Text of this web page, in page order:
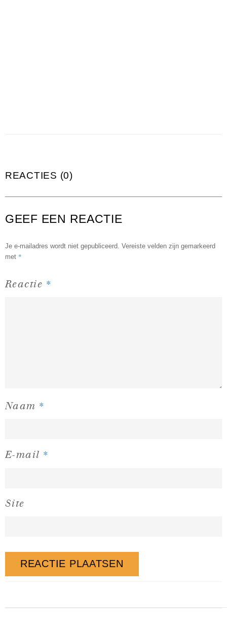
REACTIES (0)
GEEF EEN REACTIE
Je e-mailadres wordt niet gepubliceerd. Vereiste velden zijn gemarkeerd
met *
Reactie *
Naam *
E-mail *
Site